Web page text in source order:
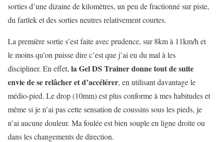
sorties d’une dizaine de kilomètres, un peu de fractionné sur piste,
du fartlek et des sorties neutres relativement courtes.
La première sortie s’est faite avec prudence, sur 8km à 11km/h et
le moins qu’on puisse dire c’est que j’ai eu du mal à les
discipliner. En effet, la Gel DS Trainer donne tout de suite
envie de se relâcher et d’accélérer, en utilisant davantage le
médio-pied. Le drop (10mm) est plus conforme à mes habitudes et
même si je n’ai pas cette sensation de coussins sous les pieds, je
n’ai aucune douleur. Ma foulée est bien souple en ligne droite ou
dans les changements de direction.